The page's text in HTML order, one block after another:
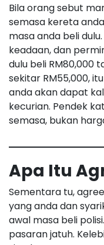
Bila orang sebut
semasa kereta
masa anda beli
keadaan, dan
dulu beli RM80,000
sekitar RM55,000,
anda akan dapat
kecurian. Pendek
semasa, bukan
Apa Itu
Sementara tu,
yang anda dan
awal masa beli
pasaran jatuh.